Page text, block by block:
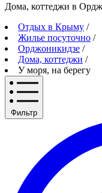
Дома, коттеджи в
Отдых в Крыму /
Жилье посуточно /
Орджоникидзе /
Дома, коттеджи /
У моря, на берегу
Фильтр